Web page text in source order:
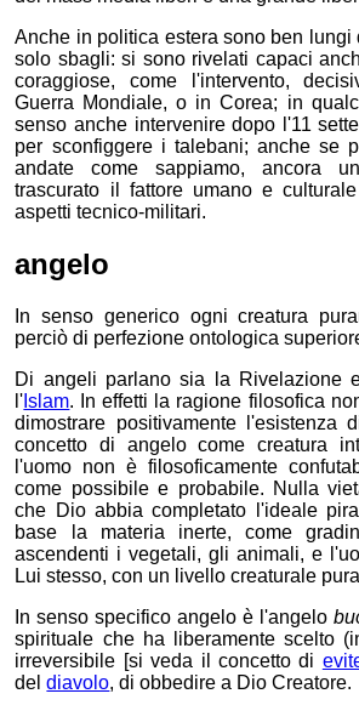
Anche in politica estera sono ben lungi
solo sbagli: si sono rivelati capaci
coraggiose, come l'intervento,
Guerra Mondiale, o in Corea; in
senso anche intervenire dopo l'11
per sconfiggere i talebani; anche se
andate come sappiamo, ancora
trascurato il fattore umano e
aspetti tecnico-militari.
angelo
In senso generico ogni creatura
perciò di perfezione ontologica
Di angeli parlano sia la Rivelazione
l' Islam. In effetti la ragione filosofica
dimostrare positivamente l'esistenza
concetto di angelo come creatura
l'uomo non è filosoficamente
come possibile e probabile. Nulla
che Dio abbia completato l'ideale
base la materia inerte, come
ascendenti i vegetali, gli animali, e
Lui stesso, con un livello creaturale
In senso specifico angelo è l'angelo
spirituale che ha liberamente scelto
irreversibile [si veda il concetto di
deldiavolo, di obbedire a Dio Creatore.